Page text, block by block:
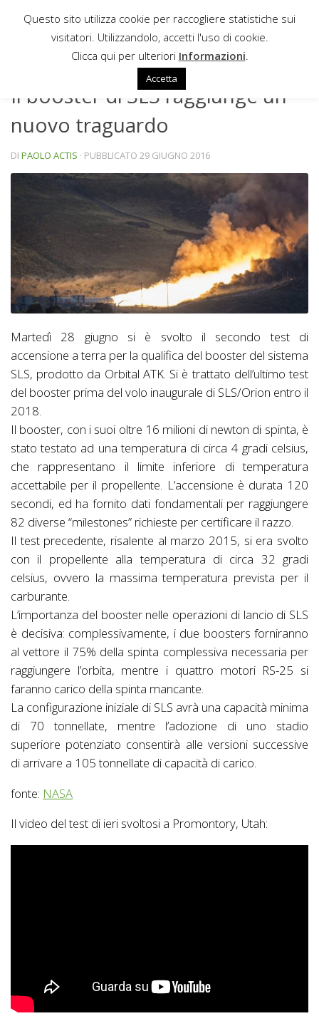
Sotto il contenuto
Il booster di SLS raggiunge un
nuovo traguardo
DI PAOLO ACTIS · PUBBLICATO 29 GIUGNO 2016
Martedì 28 giugno si è svolto il secondo test di
accensione a terra per la qualifica del booster del sistema
SLS, prodotto da Orbital ATK. Si è trattato dell’ultimo test
del booster prima del volo inaugurale di SLS/Orion entro il
2018.
Il booster, con i suoi oltre 16 milioni di newton di spinta, è
stato testato ad una temperatura di circa 4 gradi celsius,
che rappresentano il limite inferiore di temperatura
accettabile per il propellente. L’accensione è durata 120
secondi, ed ha fornito dati fondamentali per raggiungere
82 diverse “milestones” richieste per certificare il razzo.
Il test precedente, risalente al marzo 2015, si era svolto
con il propellente alla temperatura di circa 32 gradi
celsius, ovvero la massima temperatura prevista per il
carburante.
L’importanza del booster nelle operazioni di lancio di SLS
è decisiva: complessivamente, i due boosters forniranno
al vettore il 75% della spinta complessiva necessaria per
raggiungere l’orbita, mentre i quattro motori RS-25 si
faranno carico della spinta mancante.
La configurazione iniziale di SLS avrà una capacità minima
di 70 tonnellate, mentre l’adozione di uno stadio
superiore potenziato consentirà alle versioni successive
di arrivare a 105 tonnellate di capacità di carico.
fonte: NASA
Il video del test di ieri svoltosi a Promontory, Utah:
Questo sito utilizza cookie per raccogliere statistiche sui
visitatori. Utilizzandolo, accetti l'uso di cookie.
Clicca qui per ulteriori Informazioni
Accetta